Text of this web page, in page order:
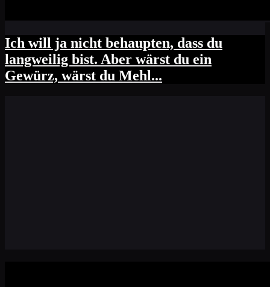
Ich will ja nicht behaupten, dass du
langweilig bist. Aber wärst du ein
Gewürz, wärst du Mehl...